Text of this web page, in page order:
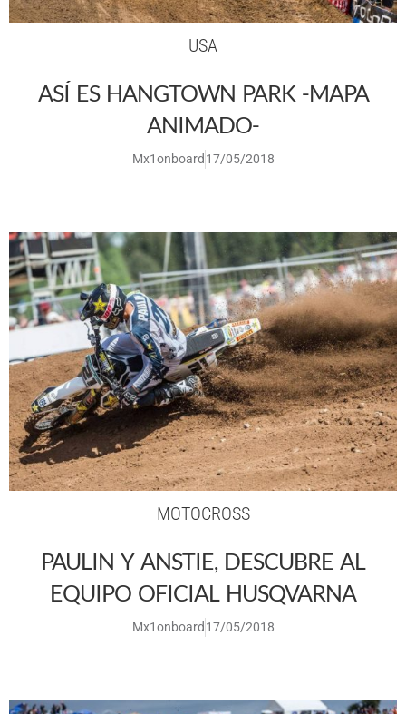
USA
ASÍ ES HANGTOWN PARK -MAPA
ANIMADO-
Mx1onboard 17/05/2018
MOTOCROSS
PAULIN Y ANSTIE, DESCUBRE AL
EQUIPO OFICIAL HUSQVARNA
Mx1onboard 17/05/2018